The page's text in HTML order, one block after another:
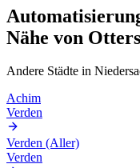
Nähe von
Andere Städte in
Achim
Verden
Verden (Aller)
Verden